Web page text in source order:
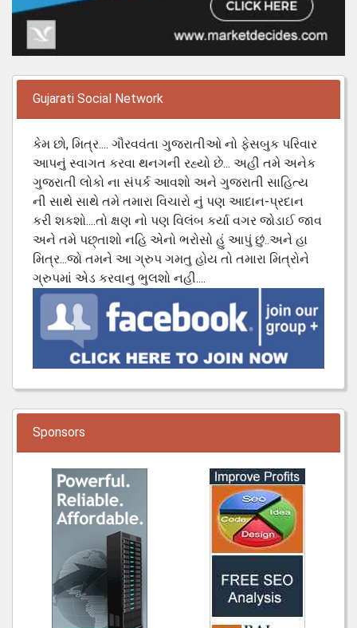
Gujarati Social Network
કેમ છો, મિત્ર.... ગૌરવવંતા ગુજરાતીઓ નો ફેસબુક પરિવાર
આપનું સ્વાગત કરવા થનગની રહ્યો છે... અહી તમે અનેક
ગુજરાતી લોકો ના સંપર્ક આવશો અને ગુજરાતી સાહિત્ય
ની સાથે સાથે તમે તમારા વિચારો નું પણ આદાન-પ્રદાન
કરી શકશો....તો ક્ષણ નો પણ વિલંબ કર્યા વગર જોડાઈ જાવ
અને તમે પછ્તાશો નહિ એનો ભરોસો હું આપું છું..અને હા
મિત્ર...જો તમને આ ગ્રુપ ગમતુ હોય તો તમારા મિત્રોને
ગ્રુપમાં એડ કરવાનુ ભુલશો નહી....
Sponsors